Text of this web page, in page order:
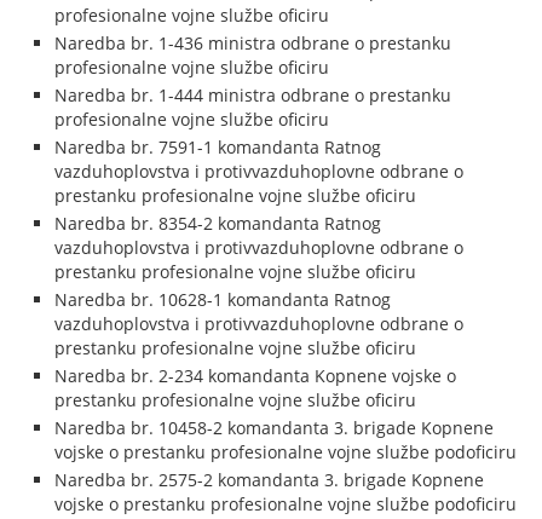
profesionalne vojne službe oficiru
Naredba br. 1-436 ministra odbrane o prestanku
profesionalne vojne službe oficiru
Naredba br. 1-444 ministra odbrane o prestanku
profesionalne vojne službe oficiru
Naredba br. 7591-1 komandanta Ratnog
vazduhoplovstva i protivvazduhoplovne odbrane o
prestanku profesionalne vojne službe oficiru
Naredba br. 8354-2 komandanta Ratnog
vazduhoplovstva i protivvazduhoplovne odbrane o
prestanku profesionalne vojne službe oficiru
Naredba br. 10628-1 komandanta Ratnog
vazduhoplovstva i protivvazduhoplovne odbrane o
prestanku profesionalne vojne službe oficiru
Naredba br. 2-234 komandanta Kopnene vojske o
prestanku profesionalne vojne službe oficiru
Naredba br. 10458-2 komandanta 3. brigade Kopnene
vojske o prestanku profesionalne vojne službe podoficiru
Naredba br. 2575-2 komandanta 3. brigade Kopnene
vojske o prestanku profesionalne vojne službe podoficiru